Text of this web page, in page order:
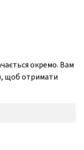
окремо. Вам
щоб отримати